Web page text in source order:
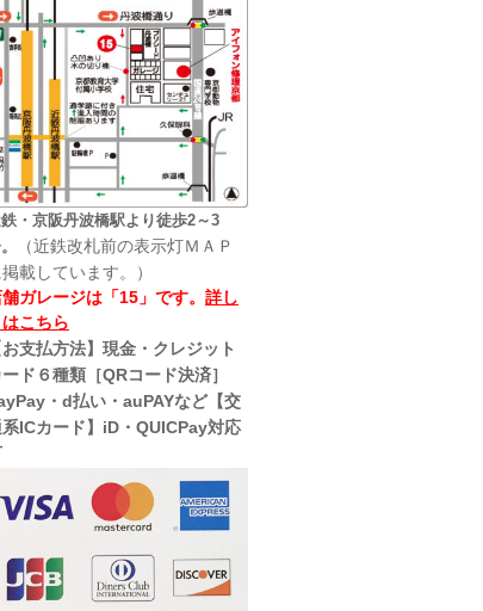
・京阪丹波橋駅より徒歩2～3
（近鉄改札前の表示灯ＭＡＰ
載しています。）
舗ガレージは「15」です。 詳し
はこちら
お支払方法】現金・クレジット
ド６種類［QRコード決済］
・d払い・auPAYなど【交
ICカード】iD・QUICPay対応